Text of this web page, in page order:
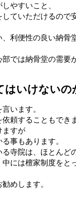
やすいこと、
ていただけるので
利便性の良い納骨
では納骨堂の需要
はいけないの
います。
頼することもでき
ますが
事もあります。
寺院は、ほとんど
には檀家制度をと
めします。